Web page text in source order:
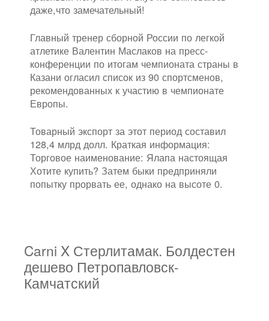
даже,что замечательный!
Главный тренер сборной России по легкой
атлетике Валентин Маслаков на пресс-
конференции по итогам чемпионата страны в
Казани огласил список из 90 спортсменов,
рекомендованных к участию в чемпионате
Европы.
Товарный экспорт за этот период составил
128,4 млрд долл. Краткая информация:
Торговое наименование: Ялапа настоящая
Хотите купить? Затем быки предприняли
попытку прорвать ее, однако на высоте 0.
Carni X Стерлитамак. Болдестен
дешево Петропавловск-
Камчатский